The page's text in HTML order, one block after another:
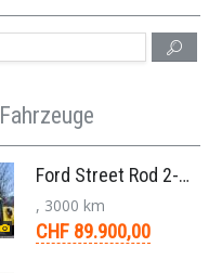
Fahrzeuge
Ford Street Rod 2-Door V8 Aut. 1937
, 3000 km
CHF 89.900,00